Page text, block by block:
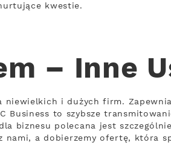
kwestie.
– Inne
niewielkich i dużych firm.
Business to szybsze
biznesu polecana jest
a dobierzemy ofertę, która